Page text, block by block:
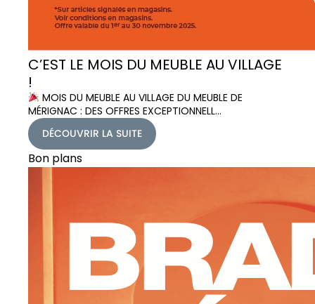
C’EST LE MOIS DU MEUBLE AU VILLAGE
!
MOIS DU MEUBLE AU VILLAGE DU MEUBLE DE
MÉRIGNAC : DES OFFRES EXCEPTIONNELL…
DÉCOUVRIR LA SUITE
Bon plans